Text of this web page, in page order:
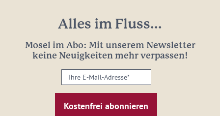
Alles im Fluss...
Mosel im Abo: Mit unserem Newsletter
keine Neuigkeiten mehr verpassen!
Ihre
E-
Mail-
Adresse: